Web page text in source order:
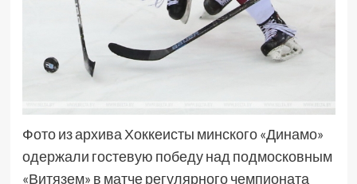
Фото из архива Хоккеисты минского «Динамо»
одержали гостевую победу над подмосковным
«Витязем» в матче регулярного чемпионата